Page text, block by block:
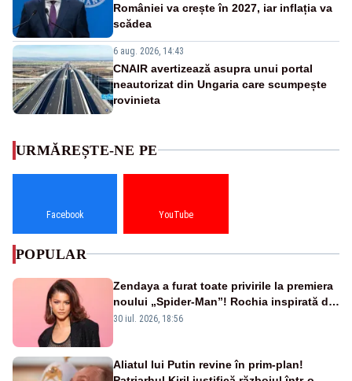
României va crește în 2027, iar inflația va
scădea
6 aug. 2026, 14:43
CNAIR avertizează asupra unui portal
neautorizat din Ungaria care scumpește
rovinieta
URMĂREȘTE-NE PE
Facebook YouTube
POPULAR
Zendaya a furat toate privirile la premiera
noului „Spider-Man”! Rochia inspirată de
pânza de păianjen a făcut senzație
30 iul. 2026, 18:56
Aliatul lui Putin revine în prim-plan!